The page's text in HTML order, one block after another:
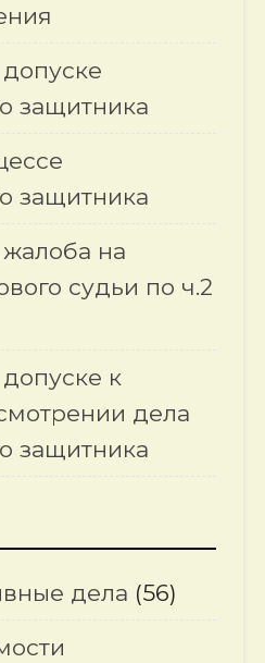
защитника
защитника
на
судьи по ч.2
к
дела
защитника
дела (56)